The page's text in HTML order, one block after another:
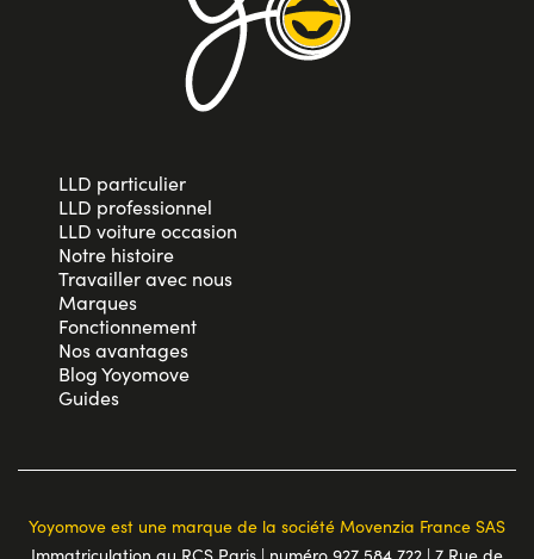
LLD particulier
LLD professionnel
LLD voiture occasion
Notre histoire
Travailler avec nous
Marques
Fonctionnement
Nos avantages
Blog Yoyomove
Guides
Yoyomove est une marque de la société Movenzia France SAS